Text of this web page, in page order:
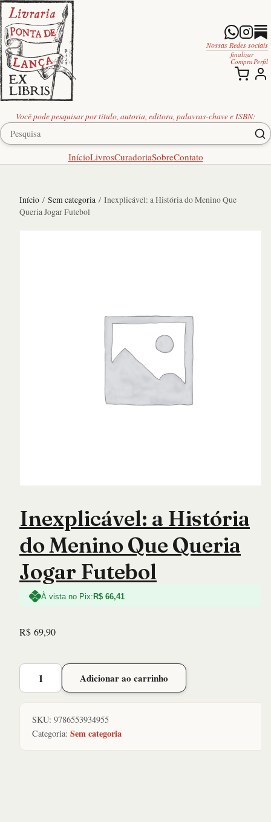
Você pode pesquisar por título, autoria, editora, palavras-chave e ISBN:
InícioLivrosCuradoriaSobreContato
Nossas Redes sociais
finalizar
Compra Perfil
Início / Sem categoria / Inexplicável: a História do Menino Que
Queria Jogar Futebol
Inexplicável: a História
do Menino Que Queria
Jogar Futebol
À vista no Pix:R$ 66,41
R$ 69,90
Inexplicável:
Menino
Adicionar ao carrinho
SKU: 9786553934955
Categoria: Sem categoria